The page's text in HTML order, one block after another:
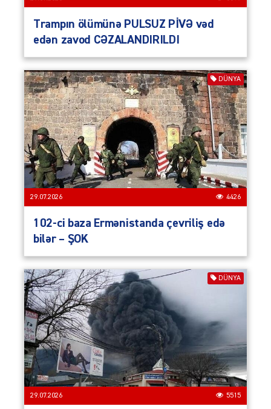
Trampın ölümünə PULSUZ PİVƏ vəd
edən zavod CƏZALANDIRILDI
DÜNYA
29.07.2026 4426
102-ci baza Ermənistanda çevriliş edə
bilər – ŞOK
DÜNYA
29.07.2026 5515